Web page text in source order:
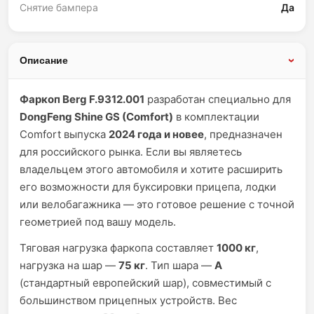
Снятие бампера Да
Описание
Фаркоп Berg F.9312.001 разработан специально для
DongFeng Shine GS (Comfort) в комплектации
Comfort выпуска 2024 года и новее, предназначен
для российского рынка. Если вы являетесь
владельцем этого автомобиля и хотите расширить
его возможности для буксировки прицепа, лодки
или велобагажника — это готовое решение с точной
геометрией под вашу модель.
Тяговая нагрузка фаркопа составляет 1000 кг,
нагрузка на шар — 75 кг. Тип шара — А
(стандартный европейский шар), совместимый с
большинством прицепных устройств. Вес